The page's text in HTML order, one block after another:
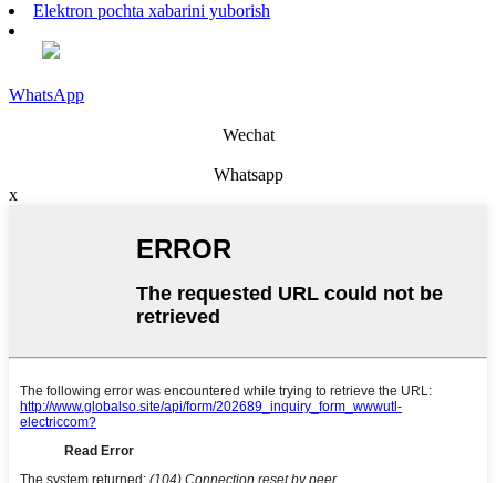
Elektron pochta xabarini yuborish
WhatsApp
Wechat
Whatsapp
x